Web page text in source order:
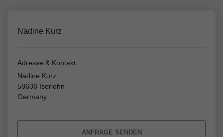
Nadine Kurz
Adresse & Kontakt
Nadine Kurz
58636 Iserlohn
Germany
ANFRAGE SENDEN